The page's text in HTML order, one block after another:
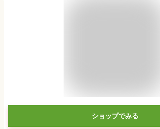
ショップでみる